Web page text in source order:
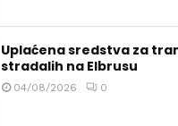
Uplaćena sredstva za
stradalih na Elbrusu
04/08/2026 0